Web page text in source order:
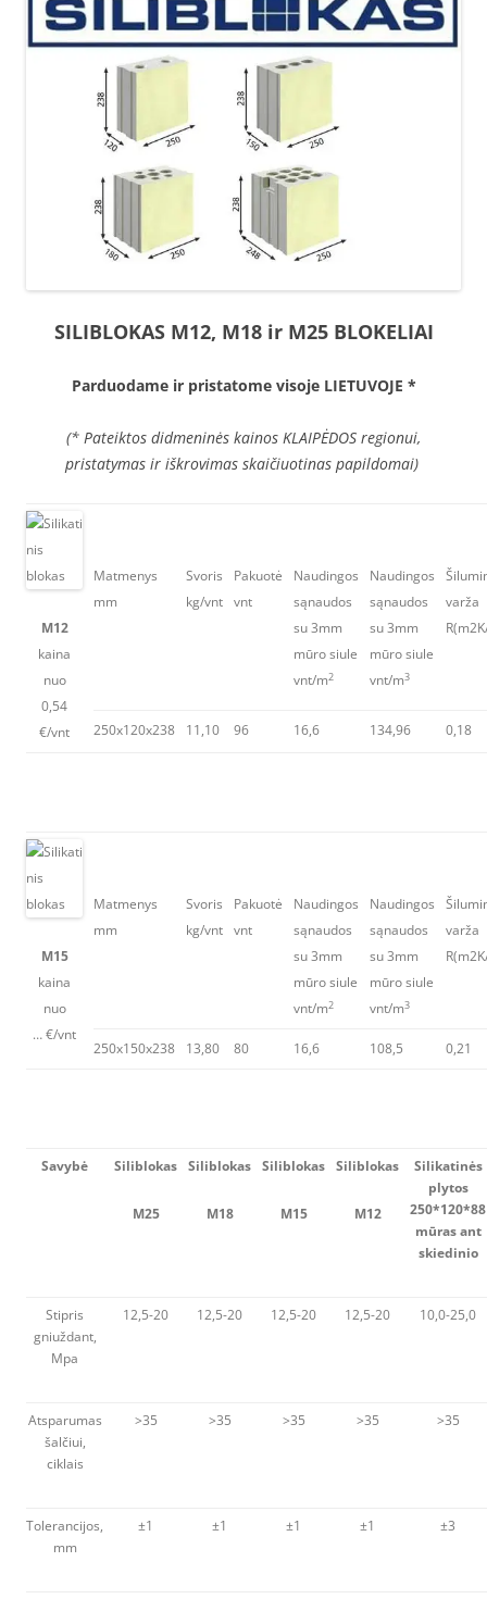
SILIBLOKAS M12, M18 ir M25 BLOKELIAI
Parduodame ir pristatome visoje LIETUVOJE *
(* Pateiktos didmeninės kainos KLAIPĖDOS regionui,
pristatymas ir iškrovimas skaičiuotinas papildomai)
M12
kaina
nuo
0,54
€/vnt
Matmenys
mm
Svoris
kg/vnt
Pakuotė
vnt
Naudingos
sąnaudos
su 3mm
mūro siule
vnt/m2
Naudingos
sąnaudos
su 3mm
mūro siule
vnt/m3
varža
250x120x238 11,10 96 16,6 134,96 0,18
M15
kaina
nuo
… €/vnt
Matmenys
mm
Svoris
kg/vnt
Pakuotė
vnt
Naudingos
sąnaudos
su 3mm
mūro siule
vnt/m2
Naudingos
sąnaudos
su 3mm
mūro siule
vnt/m3
varža
250x150x238 13,80 80 16,6 108,5 0,21
Savybė Siliblokas
M25
Siliblokas
M18
Siliblokas
M15
Siliblokas
M12
Silikatinės
plytos
250*120*88
mūras ant
skiedinio
Stipris
gniuždant,
Mpa
12,5-20 12,5-20 12,5-20 12,5-20 10,0-25,0
Atsparumas
šalčiui,
ciklais
>35 >35 >35 >35 >35
Tolerancijos,
mm
±1 ±1 ±1 ±1 ±3